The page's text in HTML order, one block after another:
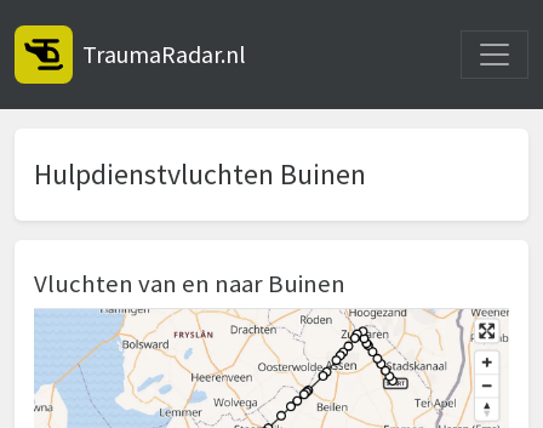
TraumaRadar.nl
Hulpdienstvluchten Buinen
Vluchten van en naar Buinen